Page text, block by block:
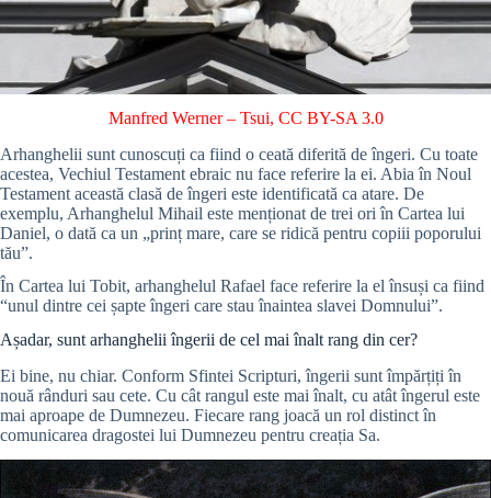
Manfred Werner – Tsui, CC BY-SA 3.0
Arhanghelii sunt cunoscuți ca fiind o ceată diferită de îngeri. Cu toate
acestea, Vechiul Testament ebraic nu face referire la ei. Abia în Noul
Testament această clasă de îngeri este identificată ca atare. De
exemplu, Arhanghelul Mihail este menționat de trei ori în Cartea lui
Daniel, o dată ca un „prinț mare, care se ridică pentru copiii poporului
tău”.
În Cartea lui Tobit, arhanghelul Rafael face referire la el însuși ca fiind
“unul dintre cei șapte îngeri care stau înaintea slavei Domnului”.
Așadar, sunt arhanghelii îngerii de cel mai înalt rang din cer?
Ei bine, nu chiar. Conform Sfintei Scripturi, îngerii sunt împărțiți în
nouă rânduri sau cete. Cu cât rangul este mai înalt, cu atât îngerul este
mai aproape de Dumnezeu. Fiecare rang joacă un rol distinct în
comunicarea dragostei lui Dumnezeu pentru creația Sa.